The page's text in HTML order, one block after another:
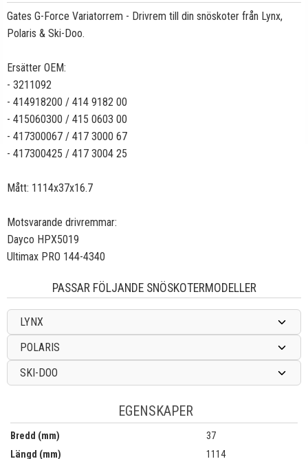
Gates G-Force Variatorrem - Drivrem till din snöskoter från Lynx,
Polaris & Ski-Doo.
Ersätter OEM:
- 3211092
- 414918200 / 414 9182 00
- 415060300 / 415 0603 00
- 417300067 / 417 3000 67
- 417300425 / 417 3004 25
Mått: 1114x37x16.7
Motsvarande drivremmar:
Dayco HPX5019
Ultimax PRO 144-4340
PASSAR FÖLJANDE SNÖSKOTERMODELLER
LYNX
POLARIS
SKI-DOO
EGENSKAPER
Bredd (mm)
37
Längd (mm)
1114